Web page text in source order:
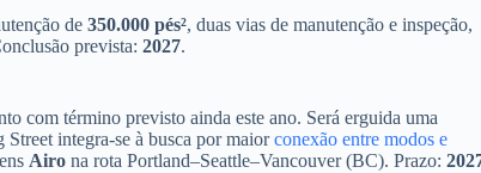
de 350.000 pés², duas vias de manutenção e inspeção,
prevista: 2027.
com término previsto ainda este ano. Será erguida uma
integra-se à busca por maiorconexão entre modos e
Airo na rota Portland–Seattle–Vancouver (BC). Prazo: